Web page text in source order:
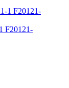
F20121-